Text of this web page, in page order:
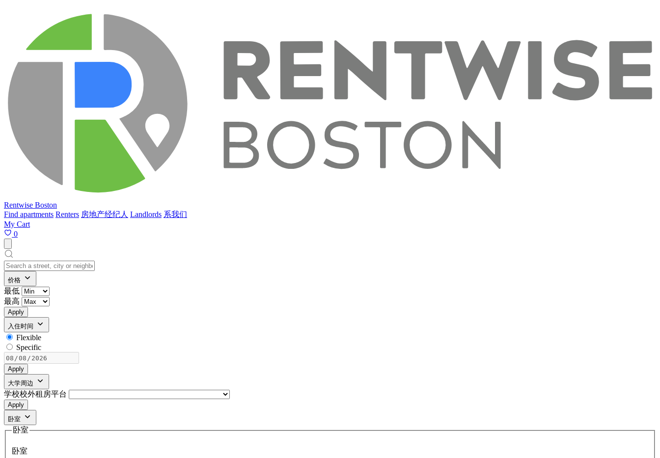
Rentwise Boston
Find apartments Renters 房地产经纪人 Landlords 系我们
My Cart
0
价格
最低
最高
Apply
入住时间
Flexible
Specific
Apply
大学周边
学校校外租房平台
Apply
卧室
卧室
卧室